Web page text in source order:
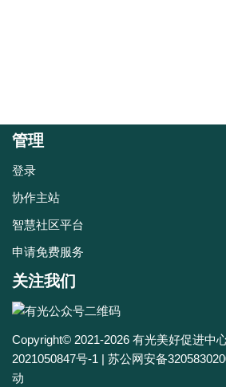
管理
登录
协作主站
智慧社区平台
申请免费服务
关注我们
Copyright© 2021-2026 有光美好促进中
2021050847号-1 | 苏公网安备
动